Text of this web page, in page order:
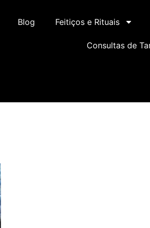
Blog Feitiços e Rituais
Consultas de